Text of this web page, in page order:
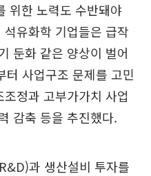
위한 노력도 수반돼야
유화학 기업들은 급작
둔화 같은 양상이 벌어
사업구조 문제를 고민
정과 고부가가치 사업
감축 등을 추진했다.
과 생산설비 투자를